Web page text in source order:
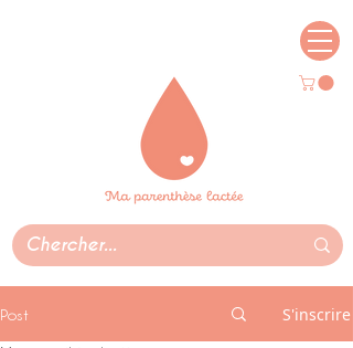
Post S'inscrire